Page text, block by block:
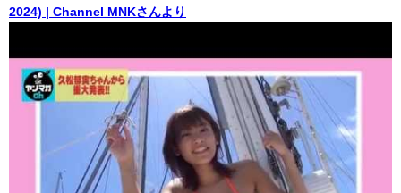
2024) | Channel MNKさんより